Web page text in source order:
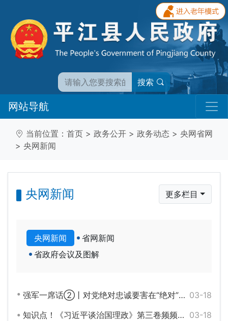
搜索
网站导航
当前位置： 首页 > 政务公开 > 政务动态 > 央网省网
> 央网新闻
央网新闻 更多栏目
央网新闻
省网新闻
省政府会议及图解
03-18
强军一席话②丨对党绝对忠诚要害在“绝对”两个字
03-18
知识点！《习近平谈治国理政》第三卷频频引用这位伟人的话